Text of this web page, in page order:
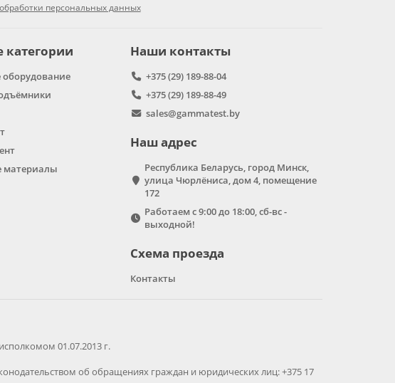
персональных данных
категории
оборудование
материалы
Наши контакты
+375 (29) 189-88-04
+375 (29) 189-88-49
sales@gammatest.by
Наш адрес
Республика Беларусь, город Минск,
улица Чюрлёниса, дом 4, помещение
172
Работаем с 9:00 до 18:00, сб-вс -
выходной!
Схема проезда
Контакты
01.07.2013 г.
об обращениях граждан и юридических лиц: +375 17